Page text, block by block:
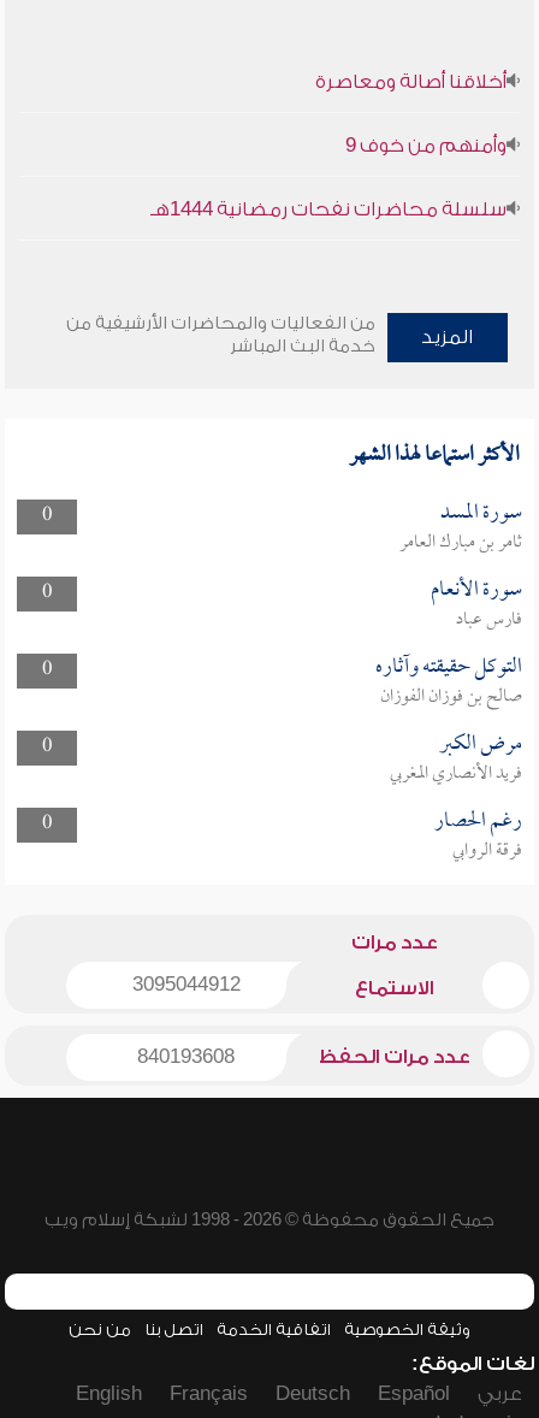
أخلاقنا أصالة ومعاصرة
وأمنهم من خوف 9
سلسلة محاضرات نفحات رمضانية 1444هـ
المزيد
من الفعاليات والمحاضرات الأرشيفية من
خدمة البث المباشر
الأكثر استماعا لهذا الشهر
0 سورة المسد
ثامر بن مبارك العامر
0
سورة الأنعام
فارس عباد
0
التوكل حقيقته وآثاره
صالح بن فوزان الفوزان
0
مرض الكبر
فريد الأنصاري المغربي
0
رغم الحصار
فرقة الروابي
عدد مرات
الاستماع 3095044912
عدد مرات الحفظ 840193608
جميع الحقوق محفوظة © 2026 - 1998 لشبكة إسلام ويب
وثيقة الخصوصية اتفاقية الخدمة اتصل بنا من نحن
لغات الموقع:
عربي
Español
Deutsch
Français
English